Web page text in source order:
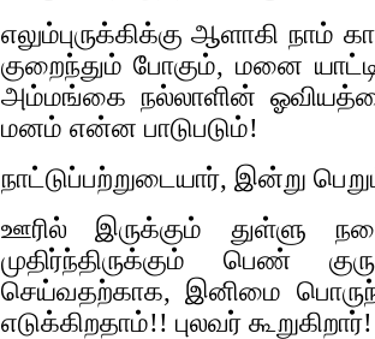
எலும்புருக்கிக்கு ஆளாகி நாம்
குறைந்தும் போகும், மனை
அம்மங்கை நல்லாளின்
மனம் என்ன பாடுபடும்!
நாட்டுப்பற்றுடையார், இன்று
ஊரில் இருக்கும் துள்ளு
முதிர்ந்திருக்கும் பெண்
செய்வதற்காக, இனிமை
எடுக்கிறதாம்!! புலவர் கூறுகிறார்!